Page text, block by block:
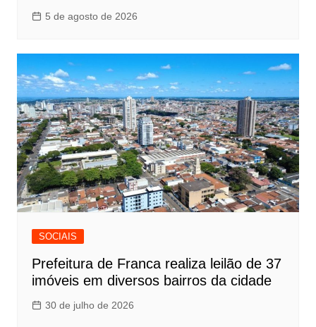
5 de agosto de 2026
SOCIAIS
Prefeitura de Franca realiza leilão de 37
imóveis em diversos bairros da cidade
30 de julho de 2026